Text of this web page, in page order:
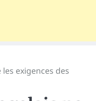
exigences des